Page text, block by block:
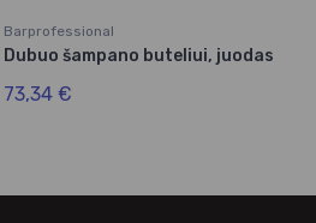
Barprofessional
Dubuo šampano buteliui, juodas
73,34 €